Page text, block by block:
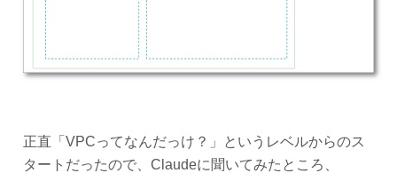
正直「VPCってなんだっけ？」というレベルからのス
タートだったので、Claudeに聞いてみたところ、